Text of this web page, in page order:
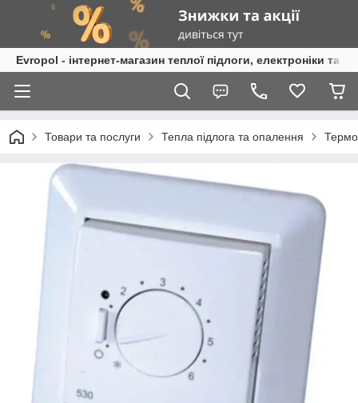
Evropol - інтернет-магазин теплої підлоги, електроніки та
Товари та послуги Тепла підлога та опалення